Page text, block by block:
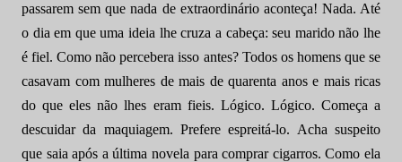
passarem sem que nada de extraordinário aconteça! Nada. Até
o dia em que uma ideia lhe cruza a cabeça: seu marido não lhe
é fiel. Como não percebera isso antes? Todos os homens que se
casavam com mulheres de mais de quarenta anos e mais ricas
do que eles não lhes eram fieis. Lógico. Lógico. Começa a
descuidar da maquiagem. Prefere espreitá-lo. Acha suspeito
que saia após a última novela para comprar cigarros. Como ela